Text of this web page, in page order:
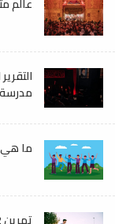
مدرسة
ما هي